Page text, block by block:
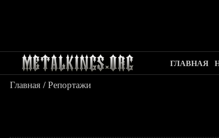
ГЛАВНАЯ
Главная /Репортажи